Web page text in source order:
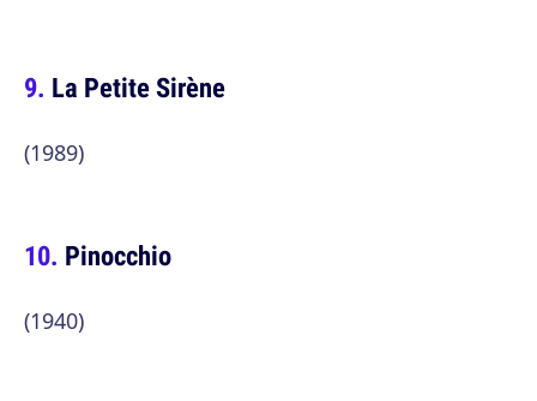
La Petite Sirène
(1989)
Pinocchio
(1940)